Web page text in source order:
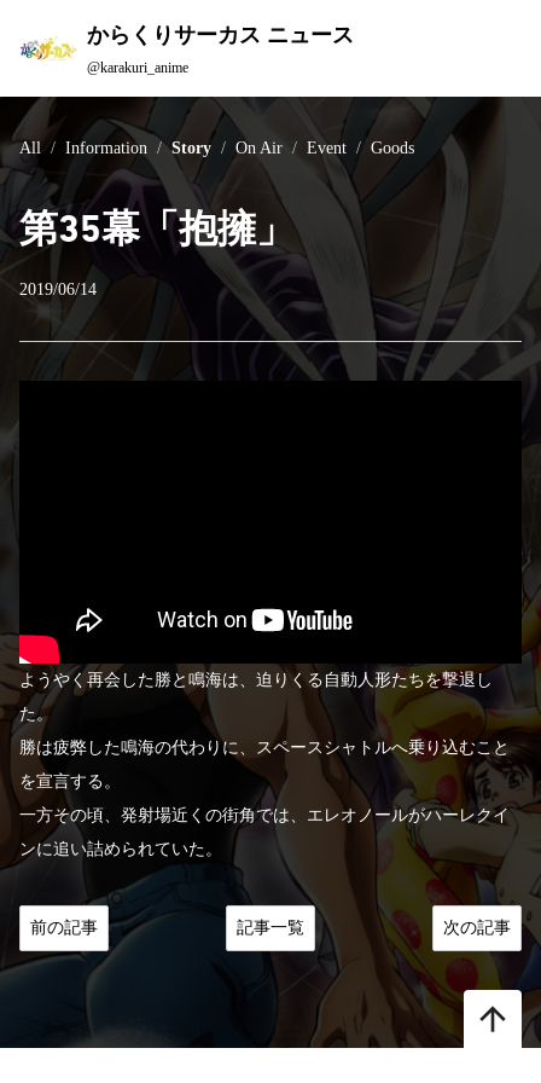
からくりサーカス ニュース
@karakuri_anime
All Information Story On Air Event Goods
第35幕「抱擁」
2019/06/14
ようやく再会した勝と鳴海は、迫りくる自動人形たちを撃退し
た。
勝は疲弊した鳴海の代わりに、スペースシャトルへ乗り込むこと
を宣言する。
一方その頃、発射場近くの街角では、エレオノールがハーレクイ
ンに追い詰められていた。
前の記事 記事一覧 次の記事
arrow_upward